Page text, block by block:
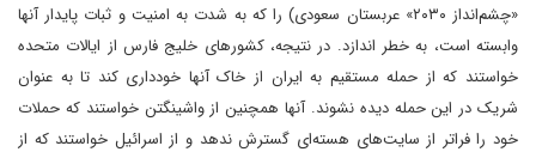
«چشم‌انداز ۲۰۳۰» عربستان سعودی) را که به شدت به امنیت و ثبات پایدار آنها
وابسته است، به خطر اندازد. در نتیجه، کشورهای خلیج فارس از ایالات متحده
خواستند که از حمله مستقیم به ایران از خاک آنها خودداری کند تا به عنوان
شریک در این حمله دیده نشوند. آنها همچنین از واشینگتن خواستند که حملات
خود را فراتر از سایت‌های هسته‌ای گسترش ندهد و از اسرائیل خواستند که از